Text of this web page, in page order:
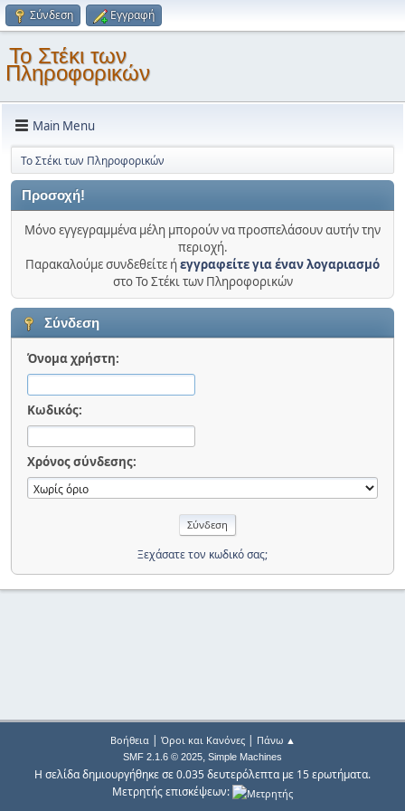
Σύνδεση Εγγραφή
Το Στέκι των
Πληροφορικών
Main Menu
Το Στέκι των Πληροφορικών
Προσοχή!
Μόνο εγγεγραμμένα μέλη μπορούν να προσπελάσουν αυτήν την
περιοχή.
Παρακαλούμε συνδεθείτε ήεγγραφείτε για έναν λογαριασμό
στο Το Στέκι των Πληροφορικών
Σύνδεση
Όνομα χρήστη:
Κωδικός:
Χρόνος σύνδεσης:
Ξεχάσατε τον κωδικό σας;
Βοήθεια| Όροι και Κανόνες| Πάνω ▲
SMF 2.1.6 © 2025, Simple Machines
Η σελίδα δημιουργήθηκε σε 0.035 δευτερόλεπτα με 15 ερωτήματα.
Μετρητής επισκέψεων: